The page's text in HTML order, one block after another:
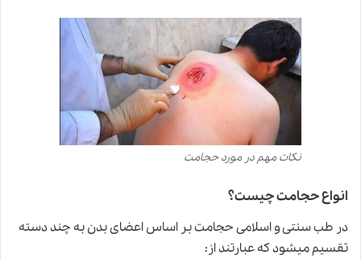
نکات مهم در مورد حجامت
انواع حجامت چیست؟
در طب سنتیو اسلامی حجامت بر اساس اعضای بدن به چند دسته
تقسیم میشود که عبارتند از: